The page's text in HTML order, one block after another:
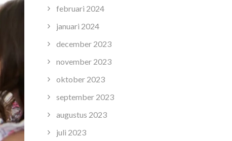
februari 2024
januari 2024
december 2023
november 2023
oktober 2023
september 2023
augustus 2023
juli 2023